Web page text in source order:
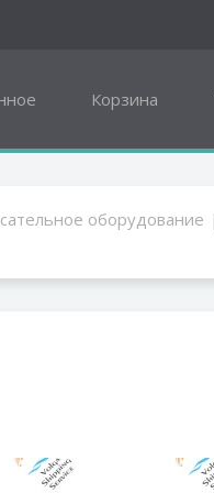
Корзина
оборудование